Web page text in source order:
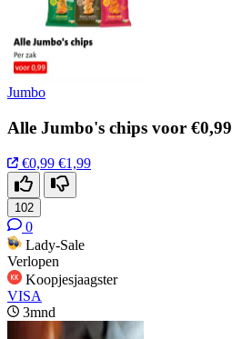
Jumbo
Alle Jumbo's chips voor €0,99
€0,99 €1,99
102
0
Lady-Sale
Verlopen
Koopjesjaagster
VISA
3mnd